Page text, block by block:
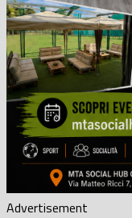
Advertisement